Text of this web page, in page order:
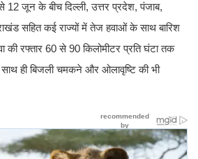
12 जून के बीच दिल्ली, उत्तर प्रदेश, पंजाब,
सहित कई राज्यों में तेज हवाओं के साथ बारिश
की रफ्तार 60 से 90 किलोमीटर प्रति घंटा तक
ही बिजली चमकने और ओलावृष्टि की भी